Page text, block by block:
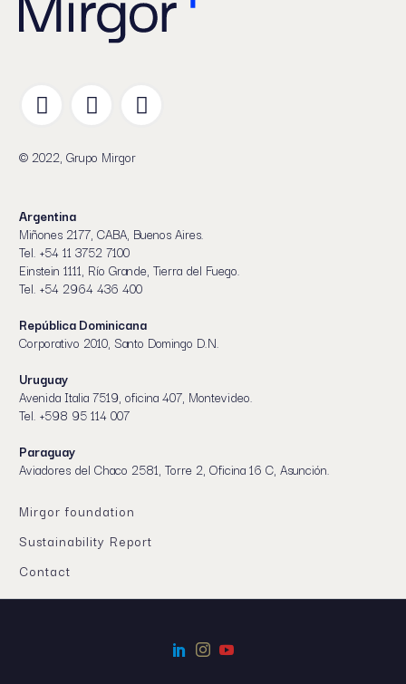
© 2022, Grupo Mirgor
Argentina
Miñones 2177, CABA, Buenos Aires.
Tel. +54 11 3752 7100
Einstein 1111, Río Grande, Tierra del Fuego.
Tel. +54 2964 436 400
República Dominicana
Corporativo 2010, Santo Domingo D.N.
Uruguay
Avenida Italia 7519, oficina 407, Montevideo.
Tel. +598 95 114 007
Paraguay
Aviadores del Chaco 2581, Torre 2, Oficina 16 C, Asunción.
Mirgor foundation
Sustainability Report
Contact